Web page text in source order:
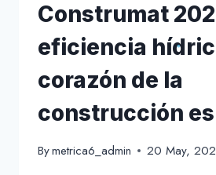
Construmat
eficiencia
corazón de la
construcción
Bymetrica6_admin 20 May,